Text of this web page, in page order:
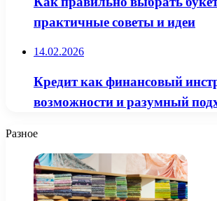
практичные советы и идеи
14.02.2026
Кредит как финансовый
возможности и разумный
Разное